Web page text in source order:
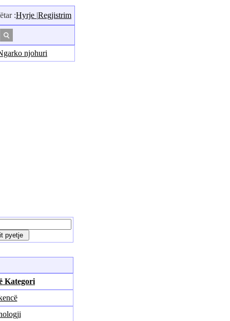
:Hyrje |Regjistrim
njohuri
Kategori